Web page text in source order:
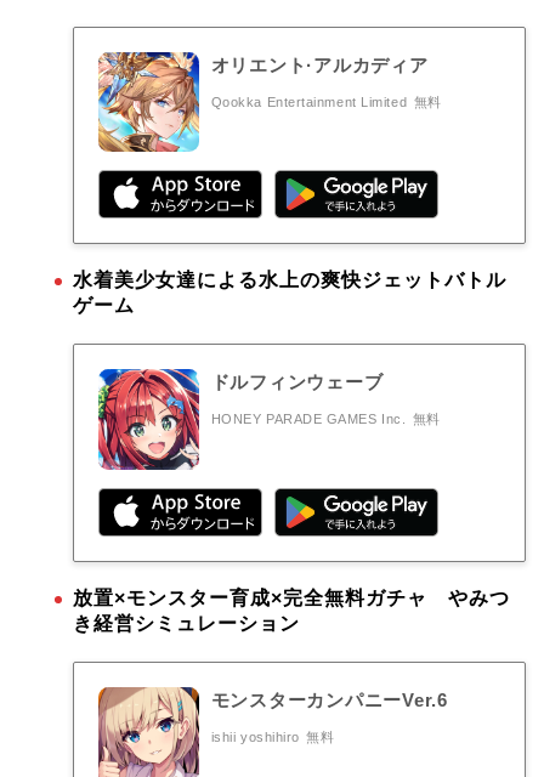
オリエント·アルカディア
Qookka Entertainment Limited 無料
水着美少女達による水上の爽快ジェットバトル
ゲーム
ドルフィンウェーブ
HONEY PARADE GAMES Inc. 無料
放置×モンスター育成×完全無料ガチャ やみつ
き経営シミュレーション
モンスターカンパニーVer.6
ishii yoshihiro 無料